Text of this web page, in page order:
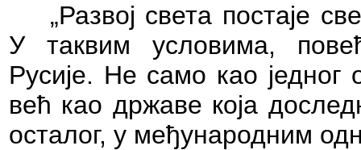
„Развој света постаје
У таквим условима,
Русије. Не само као једног
већ као државе која
осталог, у међународним